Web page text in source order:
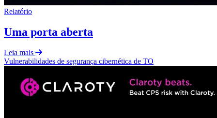
Relatório
Uma porta aberta
Leia mais
Vulnerabilidades de segurança cibernética de TO